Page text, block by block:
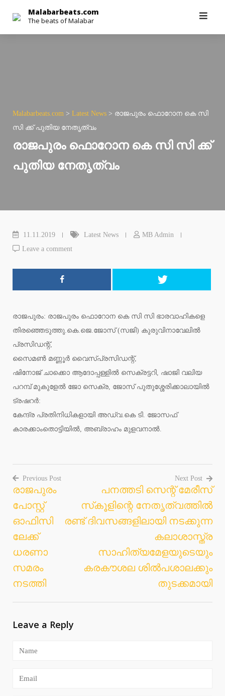
content
Malabarbeats.com
The beats of Malabar
Malabarbeats.com > Latest News > രാജപുരം ഫൊറോന കെ സി
സി ക്ക് പുതിയ നേതൃത്വം
രാജപുരം ഫൊറോന കെ സി സി ക്ക്
പുതിയ നേതൃത്വം
11.11.2019 Latest News
MB Admin
Leave a comment
രാജപുരം: രാജപുരം ഫൊറോന കെ സി സി ഭാരവാഹികളെ
തിരഞ്ഞെടുത്തു.കെ.ജെ.ജോസ് (സജി) കുരുവിനാവേലില്‍
പ്രസിഡന്റ്,
സൈമണ്‍ മണ്ണൂര്‍ വൈസ്പ്രസിഡന്റ്,
ഷിനോജ് ചാക്കൊ ആദോപ്പള്ളില്‍ സെക്രട്ടറി, ഷാജി വലിയ
പറമ്പ് മുകുളേല്‍ ജോ സെക്ര, ജോസ് പുതുശ്ശേരിക്കാലായില്‍
ട്രഷറര്‍:
കേന്ദ്ര പ്രതിനിധികളായി അഡ്വ.കെ ടി. ജോസഫ്
കാരക്കാംതൊട്ടിയില്‍, അബ്രാഹം മുളവനാല്‍.
Post
navigation
Previous Post
രാജപുരം
പോസ്റ്റ്
ഓഫിസി
ലേക്ക്
ധരണാ
സമരം
നടത്തി
Next Post
പനത്തടി സെന്റ് മേരീസ്
സ്‌കൂളിന്റെ നേതൃത്വത്തില്‍
രണ്ട് ദിവസങ്ങളിലായി നടക്കുന്ന
കലാശാസ്ത്ര
സാഹിത്യമേളയുടെയും
കരകൗശല ശില്‍പശാലക്കും
തുടക്കമായി
Leave a Reply